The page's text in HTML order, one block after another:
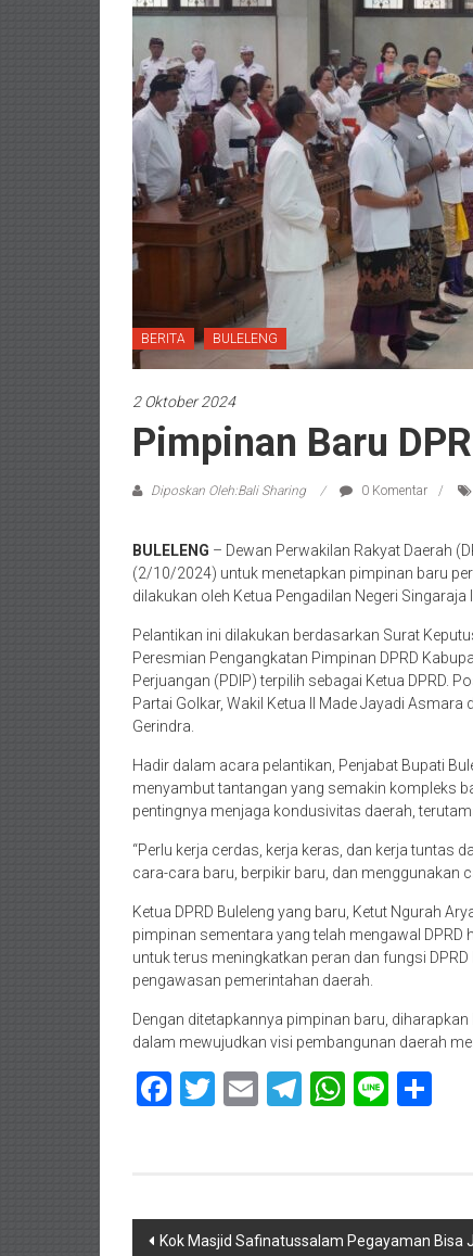
BERITA BULELENG
2 Oktober 2024
Pimpinan Baru
Diposkan Oleh:Bali Sharing 0 Komentar
BULELENG – Dewan Perwakilan Rakyat Daerah
(2/10/2024) untuk menetapkan pimpinan baru
dilakukan oleh Ketua Pengadilan Negeri Singaraja
Pelantikan ini dilakukan berdasarkan Surat
Peresmian Pengangkatan Pimpinan DPRD
Perjuangan (PDIP) terpilih sebagai Ketua DPRD.
Partai Golkar, Wakil Ketua II Made Jayadi
Gerindra.
Hadir dalam acara pelantikan, Penjabat Bupati
menyambut tantangan yang semakin kompleks
pentingnya menjaga kondusivitas daerah,
“Perlu kerja cerdas, kerja keras, dan kerja tuntas
cara-cara baru, berpikir baru, dan menggunakan
Ketua DPRD Buleleng yang baru, Ketut Ngurah
pimpinan sementara yang telah mengawal
untuk terus meningkatkan peran dan fungsi
pengawasan pemerintahan daerah.
Dengan ditetapkannya pimpinan baru,
dalam mewujudkan visi pembangunan daerah
Facebook
Twitter
EmailTelegram
Line
Navigasi
Kok Masjid Safinatussalam Pegayaman Bisa